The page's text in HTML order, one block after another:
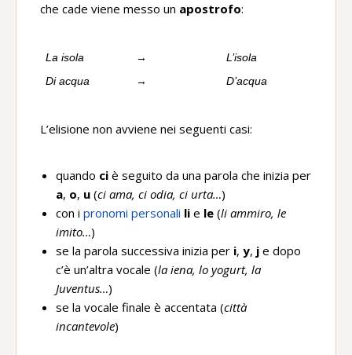
che cade viene messo un apostrofo:
La isola →
L’isola
Di acqua
→ D’acqua
L’elisione non avviene nei seguenti casi:
quando ci è seguito da una parola che inizia per
a, o, u (ci ama, ci odia, ci urta…)
con i pronomi personali li e le (li ammiro, le
imito…)
se la parola successiva inizia per i, y, j e dopo
c’è un’altra vocale (la iena, lo yogurt, la
Juventus…)
se la vocale finale è accentata (città
incantevole)